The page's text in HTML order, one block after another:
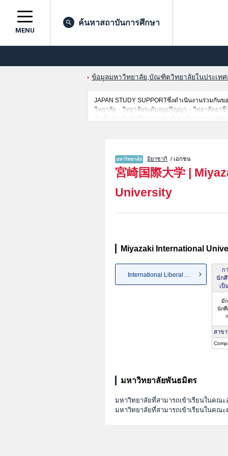
MENU
ค้นหาสถาบันการศึกษา
ข้อมูลมหาวิทยาลัย,บัณฑิตวิทยาลัยในประเท
JAPAN STUDY SUPPORTซึ่งดำเนินงานร่วมกั
วิทยาลัย・วิทยาลัยระดับอนุปริญญา・วิทยาลัยอาชี
จำเป็นสำหรับนักศึกษาต่างชาติเช่นข้อมูลของแต่ล
มิยาซากิ / เอกชน
宮崎国際大学 |
University
Miyazaki International
International Liberal Arts
ก
นักศึ
เป็
มี
นักศึ
สาข
มหาวิทยาลัยพันธมิตร
มหาวิทยาลัยที่สามารถเข้าเรียนในคณะ
มหาวิทยาลัยที่สามารถเข้าเรียนในคณ